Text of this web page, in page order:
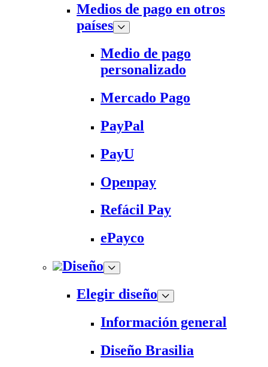
Medios de pago en otros
países
Medio de pago
personalizado
Mercado Pago
PayPal
PayU
Openpay
Refácil Pay
ePayco
Diseño
Elegir diseño
Información general
Diseño Brasilia